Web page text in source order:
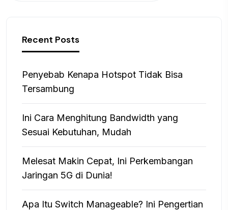
Recent Posts
Penyebab Kenapa Hotspot Tidak Bisa
Tersambung
Ini Cara Menghitung Bandwidth yang
Sesuai Kebutuhan, Mudah
Melesat Makin Cepat, Ini Perkembangan
Jaringan 5G di Dunia!
Apa Itu Switch Manageable? Ini Pengertian